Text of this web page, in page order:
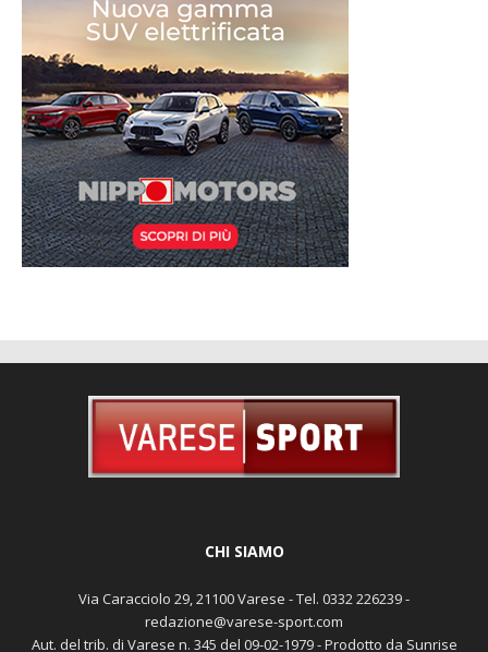
CHI SIAMO
Via Caracciolo 29, 21100 Varese - Tel. 0332 226239 -
redazione@varese-sport.com
Aut. del trib. di Varese n. 345 del 09-02-1979 - Prodotto da Sunrise